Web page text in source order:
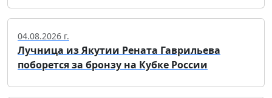
04.08.2026 г.
Лучница из Якутии Рената Гаврильева
поборется за бронзу на Кубке России